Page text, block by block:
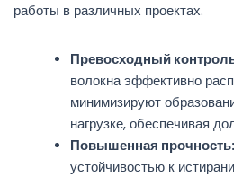
работы в различных проектах.
Превосходный
волокна эффективно
минимизируют
нагрузке, обеспечивая
Повышенная прочность:
устойчивостью к